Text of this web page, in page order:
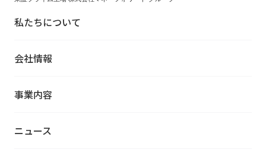
私たちについて
会社情報
事業内容
ニュース